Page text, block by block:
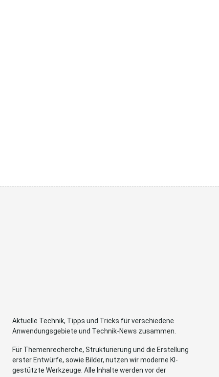
Aktuelle Technik, Tipps und Tricks für verschiedene
Anwendungsgebiete und Technik-News zusammen.
Für Themenrecherche, Strukturierung und die Erstellung
erster Entwürfe, sowie Bilder, nutzen wir moderne KI-
gestützte Werkzeuge. Alle Inhalte werden vor der